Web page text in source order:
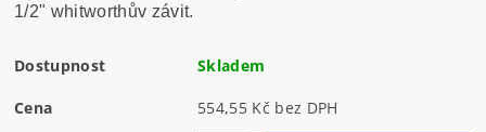
1/2" whitworthův závit.
Dostupnost Skladem
Cena 554,55 Kč bez DPH